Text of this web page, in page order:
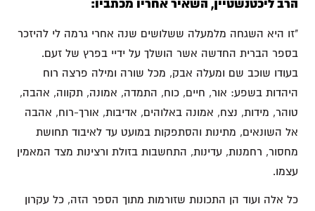
הרב ליכטנשטיין, השאיר אחריו מכתביו:
"זו היא השגחה מלמעלה ששלושים שנה אחרי גרמה לי להיזכר
בספר הברית החדשה אשר הושלך על ידיי בפרץ של זעם.
בעודו שוכב שם ומעלה אבק, מכל שורה ומילה פרצה רוח
היהדות בשפע: אור, חיים, כוח, התמדה, אמונה, תקווה, אהבה,
טוהר, מידות, נצח, אמונה באלוהים, אדיבות, אורך-רוח, אהבה
אל השונאים, מתינות והסתפקות במועט עד לאיבוד תחושת
מחסור, רחמנות, עדינות, התחשבות בזולת ורצינות מצד המאמין
עצמו.
כל אלה ועוד הן התכונות שזורמות מתוך הספר הזה, כל עקרון